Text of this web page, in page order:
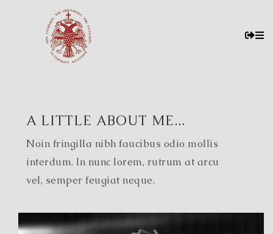
A LITTLE ABOUT ME...
Noin fringilla nibh faucibus odio mollis
interdum. In nunc lorem, rutrum at arcu
vel, semper feugiat neque.